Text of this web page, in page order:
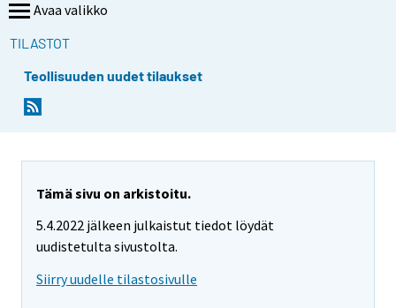
Avaa valikko
TILASTOT
Teollisuuden uudet tilaukset
Tämä sivu on arkistoitu.
5.4.2022 jälkeen julkaistut tiedot löydät
uudistetulta sivustolta.
Siirry uudelle tilastosivulle